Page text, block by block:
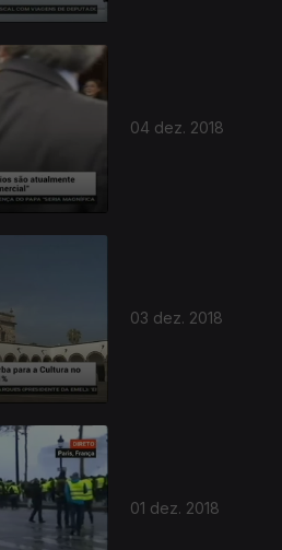
04 dez. 2018
03 dez. 2018
01 dez. 2018